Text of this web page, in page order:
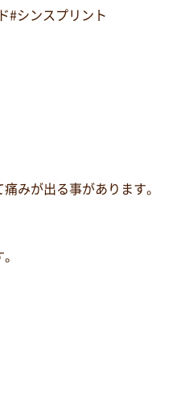
#シンスプリント
みが出る事があります。